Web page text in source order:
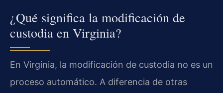
¿Qué significa la modificación de
custodia en Virginia?
En Virginia, la modificación de custodia no es un
proceso automático. A diferencia de otras